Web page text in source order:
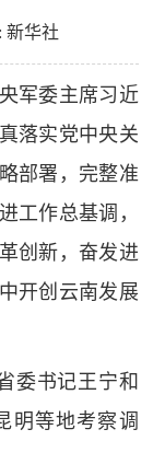
新华社
军委主席习近
落实党中央关
部署，完整准
工作总基调，
创新，奋发进
开创云南发展
委书记王宁和
明等地考察调